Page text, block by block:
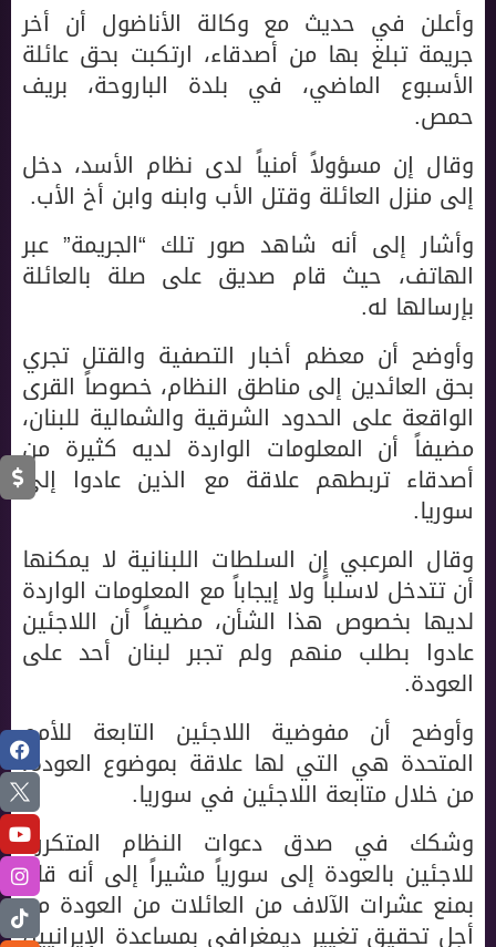
وأعلن في حديث مع وكالة الأناضول أن أخر
جريمة تبلغ بها من أصدقاء، ارتكبت بحق عائلة
الأسبوع الماضي، في بلدة الباروحة، بريف
حمص.
وقال إن مسؤولاً أمنياً لدى نظام الأسد، دخل
إلى منزل العائلة وقتل الأب وابنه وابن أخ الأب.
وأشار إلى أنه شاهد صور تلك “الجريمة” عبر
الهاتف، حيث قام صديق على صلة بالعائلة
بإرسالها له.
وأوضح أن معظم أخبار التصفية والقتل تجري
بحق العائدين إلى مناطق النظام، خصوصاً القرى
الواقعة على الحدود الشرقية والشمالية للبنان،
مضيفاً أن المعلومات الواردة لديه كثيرة من
أصدقاء تربطهم علاقة مع الذين عادوا إلى
سوريا.
وقال المرعبي إن السلطات اللبنانية لا يمكنها
أن تتدخل لاسلباً ولا إيجاباً مع المعلومات الواردة
لديها بخصوص هذا الشأن، مضيفاً أن اللاجئين
عادوا بطلب منهم ولم تجبر لبنان أحد على
العودة.
وأوضح أن مفوضية اللاجئين التابعة للأمم
المتحدة هي التي لها علاقة بموضوع العودة،
من خلال متابعة اللاجئين في سوريا.
وشكك في صدق دعوات النظام المتكررة
للاجئين بالعودة إلى سورياً مشيراً إلى أنه قام
بمنع عشرات الآلاف من العائلات من العودة من
أجل تحقيق تغيير ديمغرافي بمساعدة الإيرانيين